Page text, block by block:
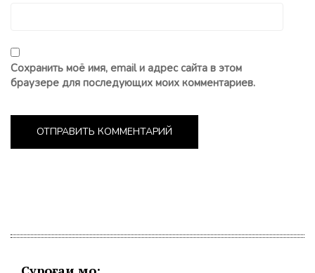
Сохранить моё имя, email и адрес сайта в этом
браузере для последующих моих комментариев.